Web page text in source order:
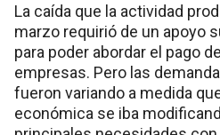
La caída que la actividad
marzo requirió de un apoyo
para poder abordar el pago
empresas. Pero las
fueron variando a medida
económica se iba